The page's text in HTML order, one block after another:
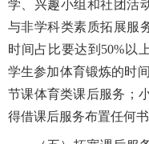
学、兴趣小组和社团活
与非学科类素质拓展服
时间占比要达到50%以
学生参加体育锻炼的时
节课体育类课后服务；
得借课后服务布置任何书